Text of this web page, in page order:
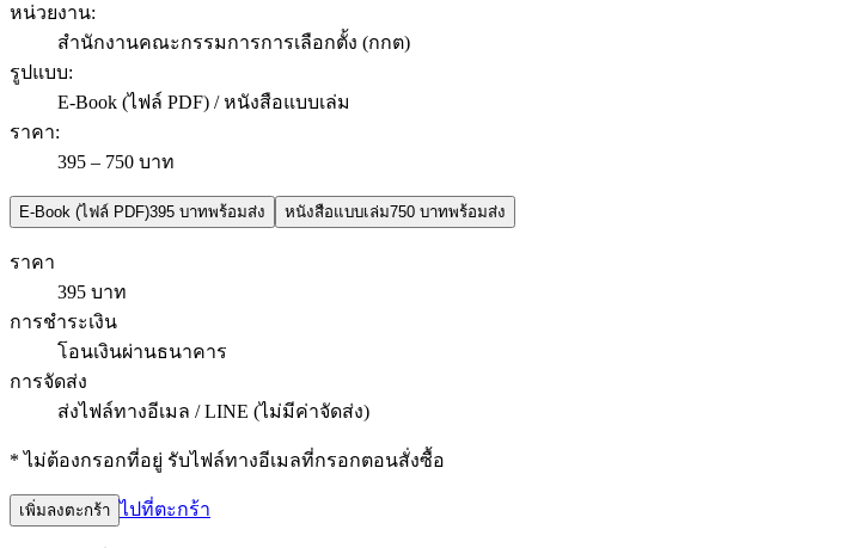
หน่วยงาน:
สำนักงานคณะกรรมการการเลือกตั้ง (กกต)
รูปแบบ:
E-Book (ไฟล์ PDF) / หนังสือแบบเล่ม
ราคา:
395 – 750 บาท
E-Book (ไฟล์ PDF)395 บาทพร้อมส่ง หนังสือแบบเล่ม750 บาทพร้อมส่ง
ราคา
395 บาท
การชำระเงิน
โอนเงินผ่านธนาคาร
การจัดส่ง
ส่งไฟล์ทางอีเมล / LINE (ไม่มีค่าจัดส่ง)
* ไม่ต้องกรอกที่อยู่ รับไฟล์ทางอีเมลที่กรอกตอนสั่งซื้อ
เพิ่มลงตะกร้า ไปที่ตะกร้า